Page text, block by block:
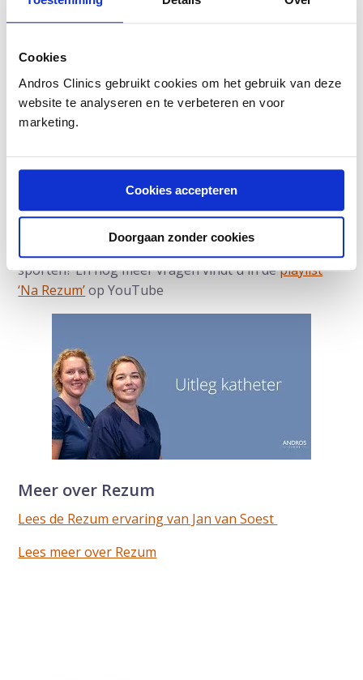
Cookies
Andros Clinics gebruikt cookies om het gebruik van deze
website te analyseren en te verbeteren en voor
marketing.
Cookies accepteren
Doorgaan zonder cookies
Na Rezum
Hoe werkt de katheter? Hoe snel kunt u weer
sporten? En nog meer vragen vindt u in deplaylist
‘Na Rezum’op YouTube
Meer over Rezum
Lees de Rezum ervaring van Jan van Soest
Lees meer over Rezum